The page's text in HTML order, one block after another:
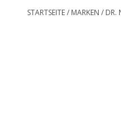
STARTSEITE/ MARKEN / DR.